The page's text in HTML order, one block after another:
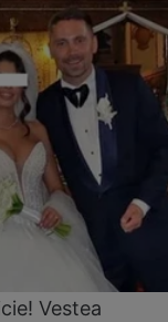
Vestea